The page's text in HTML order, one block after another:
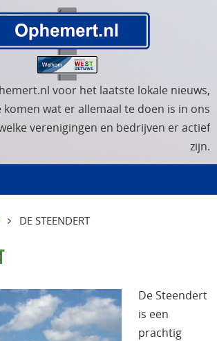
voor het laatste lokale nieuws,
wat er allemaal te doen is in ons
verenigingen en bedrijven er actief
zijn.
DE STEENDERT
De Steendert
is een
prachtig